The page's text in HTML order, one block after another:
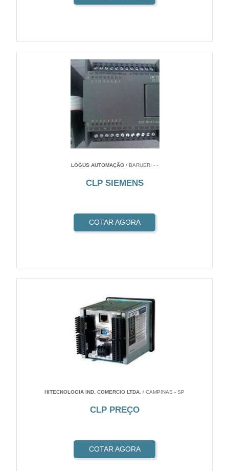
LOGUS AUTOMAÇÃO / BARUERI - -
CLP SIEMENS
COTAR AGORA
HITECNOLOGIA IND. COMERCIO LTDA. / CAMPINAS - SP
CLP PREÇO
COTAR AGORA